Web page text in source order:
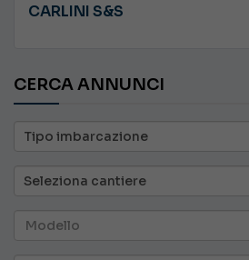
CARLINI S&S
CERCA ANNUNCI